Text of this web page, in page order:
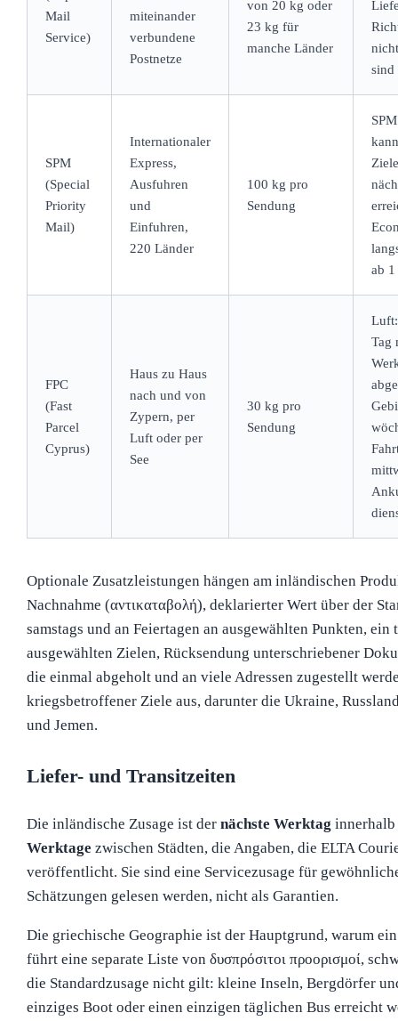
Mail
Service)
miteinander
verbundene
Postnetze
von 20 kg oder
23 kg für
manche Länder
sind
SPM
(Special
Priority
Mail)
Internationaler
Express,
Ausfuhren
und
Einfuhren,
220 Länder
100 kg pro
Sendung
ab
FPC
(Fast
Parcel
Cyprus)
Haus zu Haus
nach und von
Zypern, per
Luft oder per
See
30 kg pro
Sendung
Tag
Optionale Zusatzleistungen hängen am inländischen
Nachnahme (αντικαταβολή), deklarierter Wert über der
samstags und an Feiertagen an ausgewählten Punkten,
ausgewählten Zielen, Rücksendung unterschriebener
die einmal abgeholt und an viele Adressen zugestellt
kriegsbetroffener Ziele aus, darunter die Ukraine,
und Jemen.
Liefer- und Transitzeiten
Die inländische Zusage ist der nächste Werktag innerhalb
Werktage zwischen Städten, die Angaben, die ELTA
veröffentlicht. Sie sind eine Servicezusage für
Schätzungen gelesen werden, nicht als Garantien.
Die griechische Geographie ist der Hauptgrund, warum
führt eine separate Liste von δυσπρόσιτοι προορισμοί,
die Standardzusage nicht gilt: kleine Inseln, Bergdörfer
einziges Boot oder einen einzigen täglichen Bus erreicht